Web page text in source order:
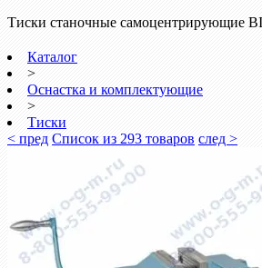
Тиски станочные самоцентрирующие
Каталог
>
Оснастка и комплектующие
>
Тиски
< пред Список из 293 товаров след >